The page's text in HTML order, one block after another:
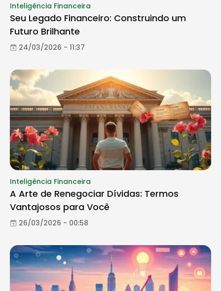
Inteligência Financeira
Seu Legado Financeiro: Construindo um
Futuro Brilhante
24/03/2026 - 11:37
Inteligência Financeira
A Arte de Renegociar Dívidas: Termos
Vantajosos para Você
26/03/2026 - 00:58